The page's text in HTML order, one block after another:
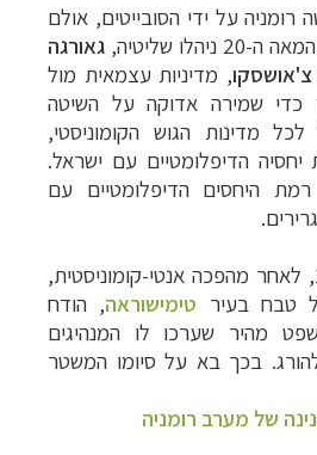
על ידי הסובייטים, אולם
גאורגה
צ'אושסקו, מדיניות עצמאית מול
כדי שמירה אדוקה על השיטה
לכל מדינות הגוש הקומוניסטי,
הדיפלומטיים עם ישראל.
עלתה רמת היחסים הדיפלומטיים עם
ב-22 בדצמבר 1989, לאחר מהפכה אנטי-קומוניסטית,
טבח בעיר טימישוראה, הודח
מהיר שערכו לו המנהיגים
בכך בא על סיומו המשטר
של מערב רומניה